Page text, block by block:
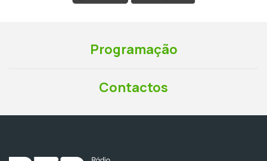
Programação
Contactos